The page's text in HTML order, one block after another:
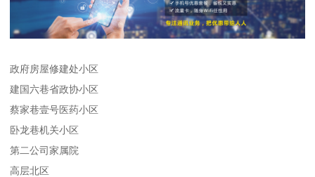
政府房屋修建处小区
建国六巷省政协小区
蔡家巷壹号医药小区
卧龙巷机关小区
第二公司家属院
高层北区